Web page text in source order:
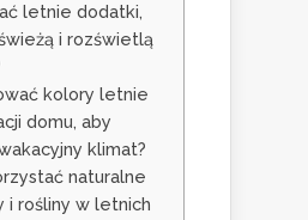
letnie dodatki,
i rozświetlą
kolory letnie
domu, aby
klimat?
naturalne
i rośliny w letnich